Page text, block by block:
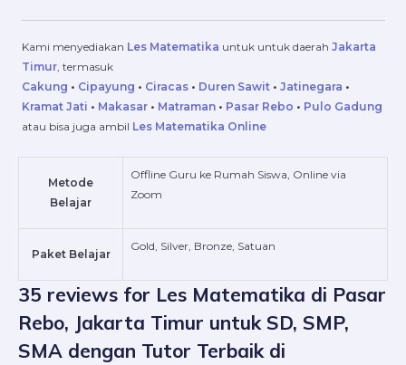
Kami menyediakan Les Matematika untuk untuk daerah Jakarta
Timur, termasuk
Cakung • Cipayung • Ciracas• Duren Sawit• Jatinegara •
Kramat Jati • Makasar• Matraman• Pasar Rebo • Pulo Gadung
atau bisa juga ambil Les Matematika Online
Metode
Belajar
Offline Guru ke Rumah Siswa, Online via
Zoom
Paket Belajar
Gold, Silver, Bronze, Satuan
35 reviews for Les Matematika di Pasar
Rebo, Jakarta Timur untuk SD, SMP,
SMA dengan Tutor Terbaik di